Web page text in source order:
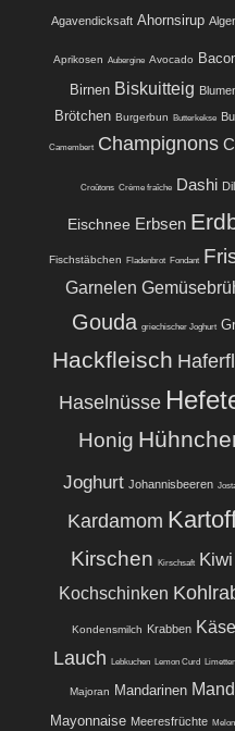
Agavendicksaft Ahornsirup
Aprikosen Aubergine Avocado
Birnen Biskuitteig
Brötchen Burgerbun Butterkekse
Camembert Champignons
Croûtons Crème fraîche Dashi
Eischnee Erbsen
Fischstäbchen Fladenbrot Fondant
Garnelen
Gouda griechischer Joghurt
Hackfleisch
Haselnüsse
Honig
Joghurt Johannisbeeren
Kardamom
Kirschen Kirschsaft Kiwi
Kochschinken
Kondensmilch Krabben Käse
Lauch Lebkuchen Lemon Curd Limetten
Majoran Mandarinen
Mayonnaise Meeresfrüchte